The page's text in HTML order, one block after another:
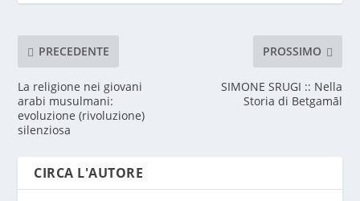
PRECEDENTE
La religione nei giovani
arabi musulmani:
evoluzione (rivoluzione)
silenziosa
PROSSIMO
SIMONE SRUGI :: Nella
Storia di Betgamāl
CIRCA L'AUTORE